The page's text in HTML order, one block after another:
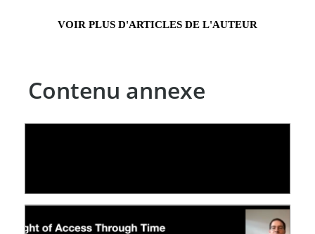
VOIR PLUS D'ARTICLES DE L'AUTEUR
Contenu annexe